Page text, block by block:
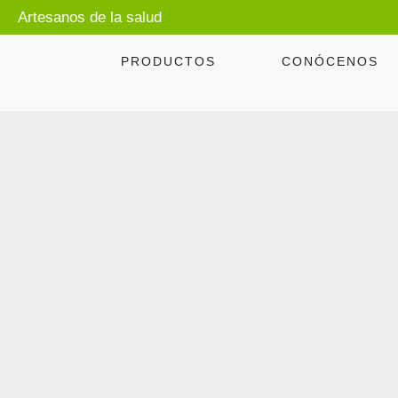
Artesanos de la salud
PRODUCTOS CONÓCENOS